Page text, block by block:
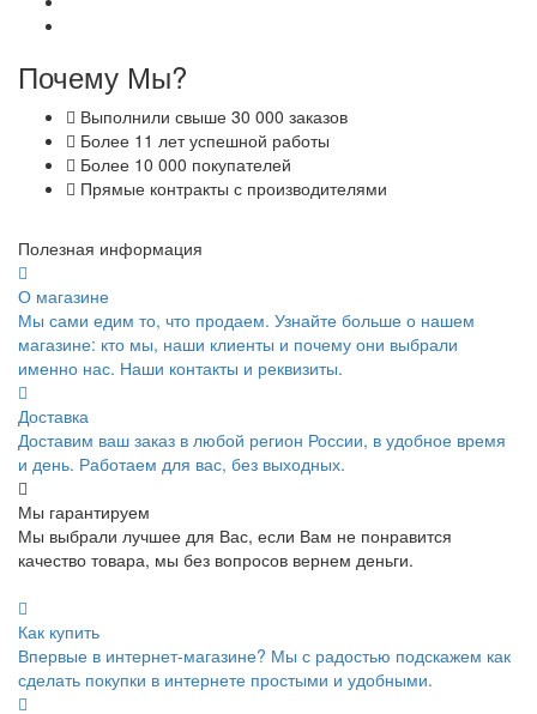
Почему Мы?
Выполнили свыше 30 000 заказов
Более 11 лет успешной работы
Более 10 000 покупателей
Прямые контракты с производителями
Полезная информация
О магазине
Мы сами едим то, что продаем. Узнайте больше о нашем
магазине: кто мы, наши клиенты и почему они выбрали
именно нас. Наши контакты и реквизиты.
Доставка
Доставим ваш заказ в любой регион России, в удобное время
и день. Работаем для вас, без выходных.
Мы гарантируем
Мы выбрали лучшее для Вас, если Вам не понравится
качество товара, мы без вопросов вернем деньги.
Как купить
Впервые в интернет-магазине? Мы с радостью подскажем как
сделать покупки в интернете простыми и удобными.